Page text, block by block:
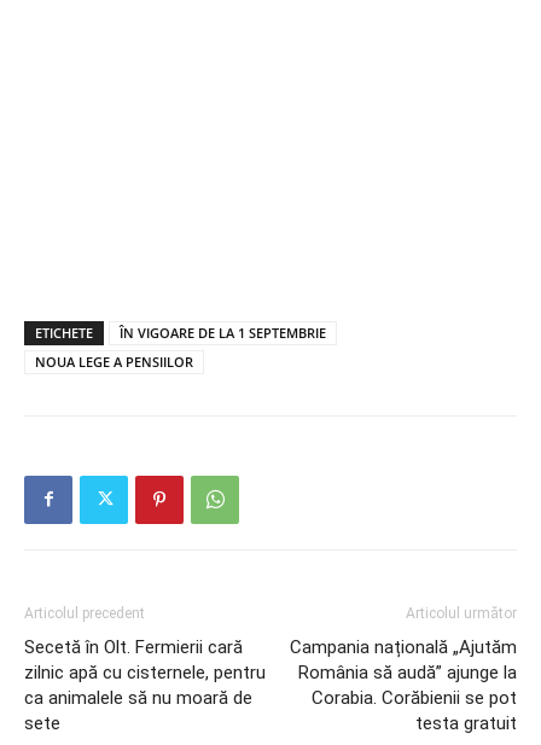
ETICHETE
ÎN VIGOARE DE LA 1 SEPTEMBRIE
NOUA LEGE A PENSIILOR
Articolul precedent
Secetă în Olt. Fermierii cară
zilnic apă cu cisternele, pentru
ca animalele să nu moară de
sete
Articolul următor
Campania națională „Ajutăm
România să audă” ajunge la
Corabia. Corăbienii se pot
testa gratuit